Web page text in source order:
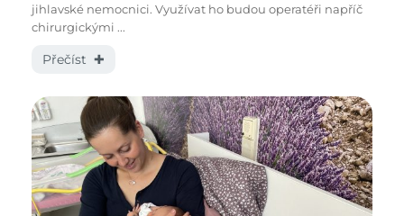
jihlavské nemocnici. Využívat ho budou operatéři napříč
chirurgickými ...
Přečíst ✚